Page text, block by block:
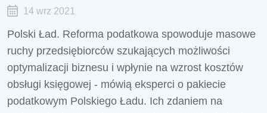
14 wrz 2021
Polski Ład. Reforma podatkowa spowoduje masowe
ruchy przedsiębiorców szukających możliwości
optymalizacji biznesu i wpłynie na wzrost kosztów
obsługi księgowej - mówią eksperci o pakiecie
podatkowym Polskiego Ładu. Ich zdaniem na